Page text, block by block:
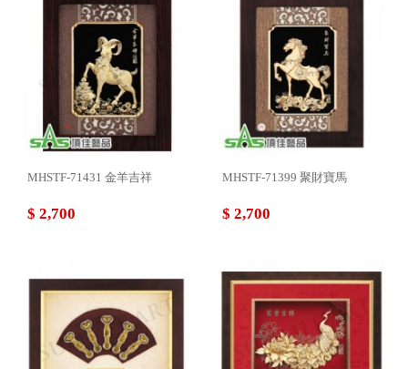
MHSTF-71431 金羊吉祥
$ 2,700
MHSTF-71399 聚財寶馬
$ 2,700